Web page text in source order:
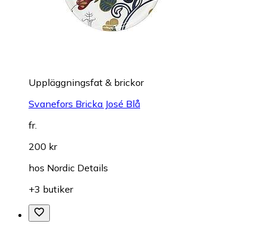
Uppläggningsfat & brickor
Svanefors Bricka José Blå
fr.
200 kr
hos Nordic Details
+3 butiker